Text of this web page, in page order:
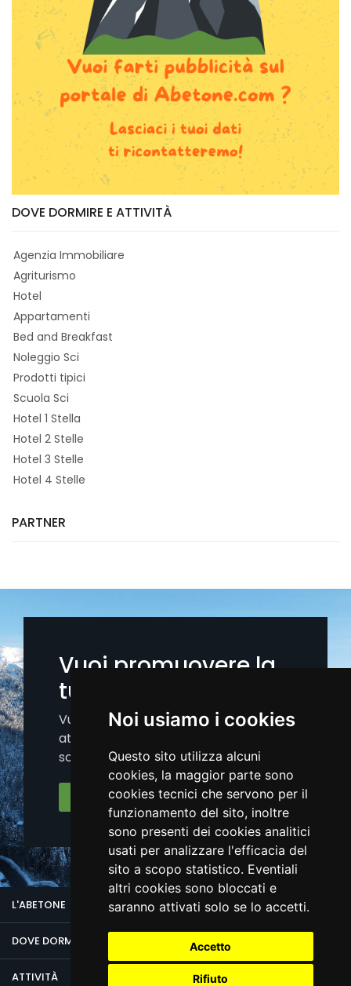
Noi usiamo i cookies
Questo sito utilizza alcuni
cookies, la maggior parte sono
cookies tecnici che servono per il
funzionamento del sito, inoltre
sono presenti dei cookies analitici
usati per analizzare l'efficacia del
sito a scopo statistico. Eventiali
altri cookies sono bloccati e
saranno attivati solo se lo accetti.
Accetto
Rifiuto
DOVE DORMIRE E ATTIVITÀ
Agenzia Immobiliare
Agriturismo
Hotel
Appartamenti
Bed and Breakfast
Noleggio Sci
Prodotti tipici
Scuola Sci
Hotel 1 Stella
Hotel 2 Stelle
Hotel 3 Stelle
Hotel 4 Stelle
PARTNER
Vuoi promuovere la
tua attività?
Vuoi aumentare la visibilità della tua
attività sui nostri canali (portale, app,
social)?.
Iscriviti Ora
L'ABETONE
DOVE DORMIRE
ATTIVITÀ